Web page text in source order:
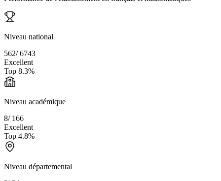
Niveau national
562/6743
Excellent
Top 8.3%
Niveau académique
8/ 166
Excellent
Top 4.8%
Niveau départemental